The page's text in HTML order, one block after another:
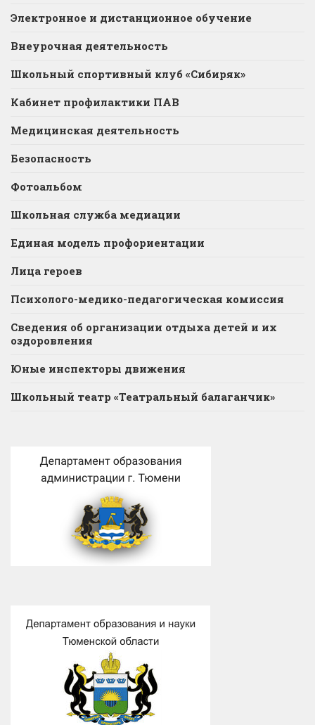
Электронное и дистанционное обучение
Внеурочная деятельность
Школьный спортивный клуб «Сибиряк»
Кабинет профилактики ПАВ
Медицинская деятельность
Безопасность
Фотоальбом
Школьная служба медиации
Единая модель профориентации
Лица героев
Психолого-медико-педагогическая комиссия
Сведения об организации отдыха детей и их
оздоровления
Юные инспекторы движения
Школьный театр «Театральный балаганчик»